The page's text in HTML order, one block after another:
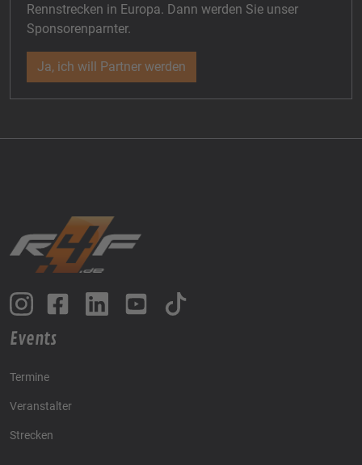
Rennstrecken in Europa. Dann werden Sie unser
Sponsorenparnter.
Ja, ich will Partner werden
Events
Termine
Veranstalter
Strecken